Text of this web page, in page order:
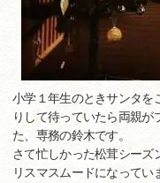
小学１年生のときサンタを
りして待っていたら両親
た、専務の鈴木です。
さて忙しかった松茸シーズ
リスマスムードになってい